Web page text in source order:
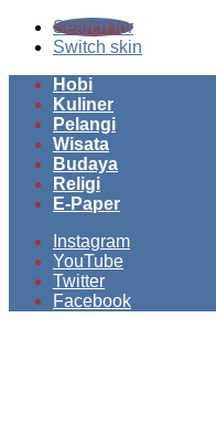
Search for
Switch skin
Hobi
Kuliner
Pelangi
Wisata
Budaya
Religi
E-Paper
Instagram
YouTube
Twitter
Facebook